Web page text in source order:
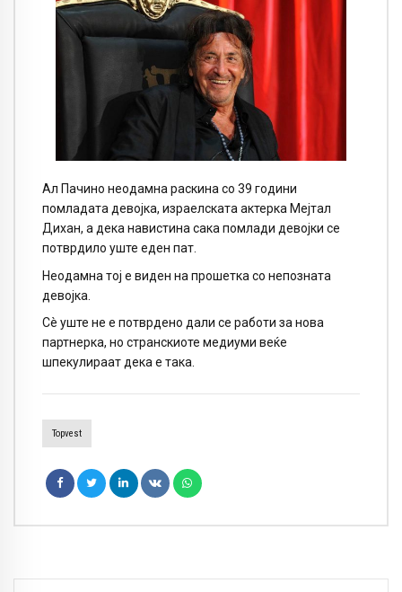
Ал Пачино неодамна раскина со 39 години
помладата девојка, израелската актерка Мејтал
Дихан, а дека навистина сака помлади девојки се
потврдило уште еден пат.
Неодамна тој е виден на прошетка со непозната
девојка.
Сè уште не е потврдено дали се работи за нова
партнерка, но странскиоте медиуми веќе
шпекулираат дека е така.
Topvest